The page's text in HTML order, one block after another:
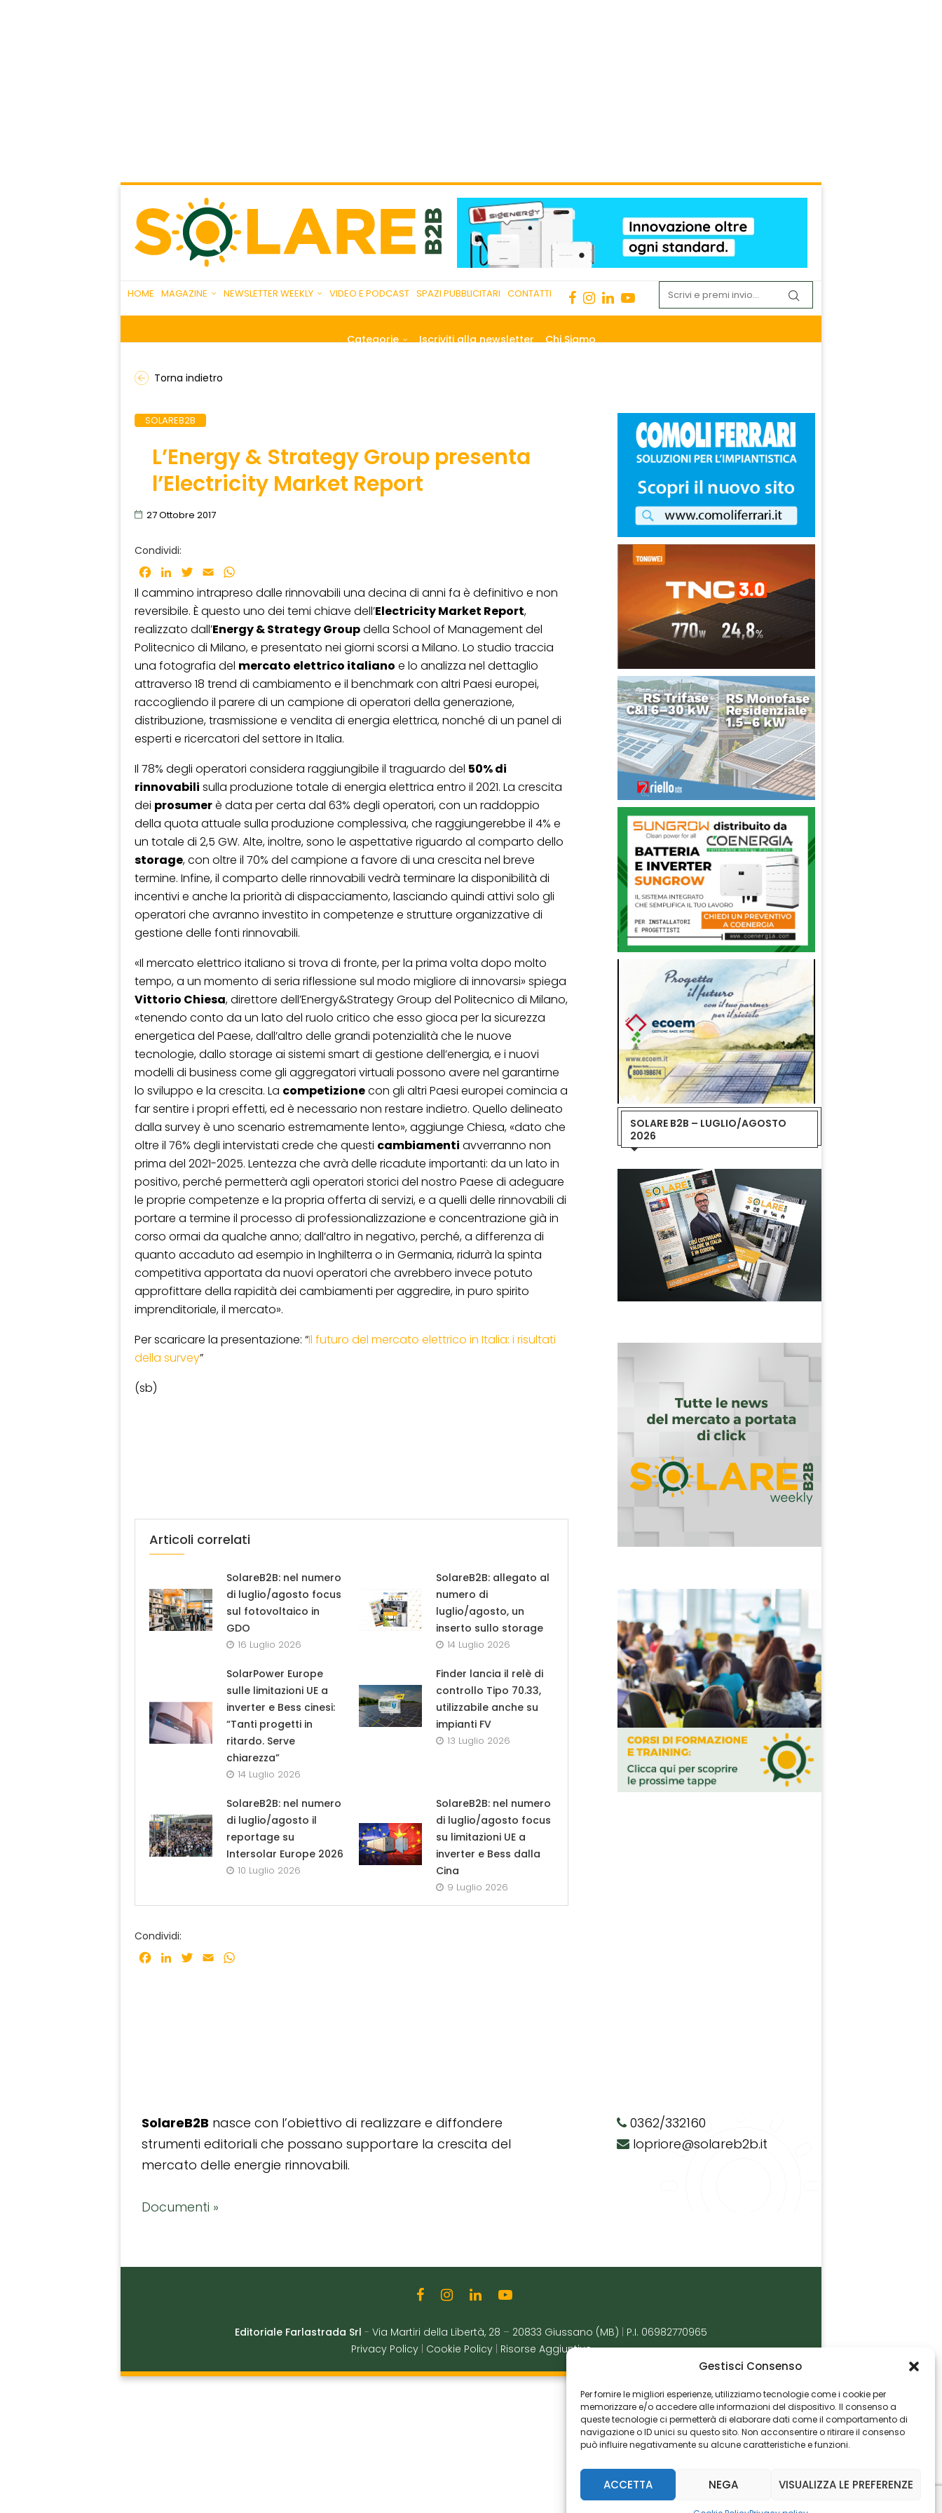
Gestisci Consenso
Per fornire le migliori esperienze, utilizziamo tecnologie come i cookie per
memorizzare e/o accedere alle informazioni del dispositivo. Il consenso a
queste tecnologie ci permetterà di elaborare dati come il comportamento di
navigazione o ID unici su questo sito. Non acconsentire o ritirare il consenso
può influire negativamente su alcune caratteristiche e funzioni.
ACCETTA NEGA VISUALIZZA LE PREFERENZE
HOME MAGAZINE NEWSLETTER WEEKLY VIDEO E PODCAST SPAZI PUBBLICITARI CONTATTI
Categorie Iscriviti alla newsletter Chi Siamo
Torna indietro
SOLAREB2B
L’Energy & Strategy Group presenta
l’Electricity Market Report
27 Ottobre 2017
Condividi:
Facebook
LinkedInTwitter
Email
Il cammino intrapreso dalle rinnovabili una decina di anni fa è definitivo e non
reversibile. È questo uno dei temi chiave dell’Electricity Market Report,
realizzato dall’Energy & Strategy Groupdella School of Management del
Politecnico di Milano, e presentato nei giorni scorsi a Milano. Lo studio traccia
una fotografia del mercato elettrico italiano e lo analizza nel dettaglio
attraverso 18 trend di cambiamento e il benchmark con altri Paesi europei,
raccogliendo il parere di un campione di operatori della generazione,
distribuzione, trasmissione e vendita di energia elettrica, nonché di un panel di
esperti e ricercatori del settore in Italia.
Il 78% degli operatori considera raggiungibile il traguardo del 50% di
rinnovabili sulla produzione totale di energia elettrica entro il 2021. La crescita
dei prosumerè data per certa dal 63% degli operatori, con un raddoppio
della quota attuale sulla produzione complessiva, che raggiungerebbe il 4% e
un totale di 2,5 GW. Alte, inoltre, sono le aspettative riguardo al comparto dello
storage, con oltre il 70% del campione a favore di una crescita nel breve
termine. Infine, il comparto delle rinnovabili vedrà terminare la disponibilità di
incentivi e anche la priorità di dispacciamento, lasciando quindi attivi solo gli
operatori che avranno investito in competenze e strutture organizzative di
gestione delle fonti rinnovabili.
«Il mercato elettrico italiano si trova di fronte, per la prima volta dopo molto
tempo, a un momento di seria riflessione sul modo migliore di innovarsi» spiega
Vittorio Chiesa, direttore dell’Energy&Strategy Group del Politecnico di Milano,
«tenendo conto da un lato del ruolo critico che esso gioca per la sicurezza
energetica del Paese, dall’altro delle grandi potenzialità che le nuove
tecnologie, dallo storage ai sistemi smart di gestione dell’energia, e i nuovi
modelli di business come gli aggregatori virtuali possono avere nel garantirne
lo sviluppo e la crescita. La competizionecon gli altri Paesi europei comincia a
far sentire i propri effetti, ed è necessario non restare indietro. Quello delineato
dalla survey è uno scenario estremamente lento», aggiunge Chiesa, «dato che
oltre il 76% degli intervistati crede che questi cambiamenti avverranno non
prima del 2021-2025. Lentezza che avrà delle ricadute importanti: da un lato in
positivo, perché permetterà agli operatori storici del nostro Paese di adeguare
le proprie competenze e la propria offerta di servizi, e a quelli delle rinnovabili di
portare a termine il processo di professionalizzazione e concentrazione già in
corso ormai da qualche anno; dall’altro in negativo, perché, a differenza di
quanto accaduto ad esempio in Inghilterra o in Germania, ridurrà la spinta
competitiva apportata da nuovi operatori che avrebbero invece potuto
approfittare della rapidità dei cambiamenti per aggredire, in puro spirito
imprenditoriale, il mercato».
Per scaricare la presentazione: “Il futuro del mercato elettrico in Italia: i risultati
della survey”
(sb)
Articoli correlati
SolareB2B: nel numero
di luglio/agosto focus
sul fotovoltaico in
GDO
16 Luglio 2026
SolareB2B: allegato al
numero di
luglio/agosto, un
inserto sullo storage
14 Luglio 2026
SolarPower Europe
sulle limitazioni UE a
inverter e Bess cinesi:
“Tanti progetti in
ritardo. Serve
chiarezza”
14 Luglio 2026
Finder lancia il relè di
controllo Tipo 70.33,
utilizzabile anche su
impianti FV
13 Luglio 2026
SolareB2B: nel numero
di luglio/agosto il
reportage su
Intersolar Europe 2026
10 Luglio 2026
SolareB2B: nel numero
di luglio/agosto focus
su limitazioni UE a
inverter e Bess dalla
Cina
9 Luglio 2026
Condividi:
Facebook
LinkedInTwitter
Email
SOLARE B2B – LUGLIO/AGOSTO
2026
SolareB2B nasce con l’obiettivo di realizzare e diffondere
strumenti editoriali che possano supportare la crescita del
mercato delle energie rinnovabili.
Documenti »
0362/332160
lopriore@solareb2b.it
Editoriale Farlastrada Srl - Via Martiri della Libertà, 28 – 20833 Giussano (MB)
P.I. 06982770965
Privacy Policy
Cookie Policy Risorse Aggiuntive